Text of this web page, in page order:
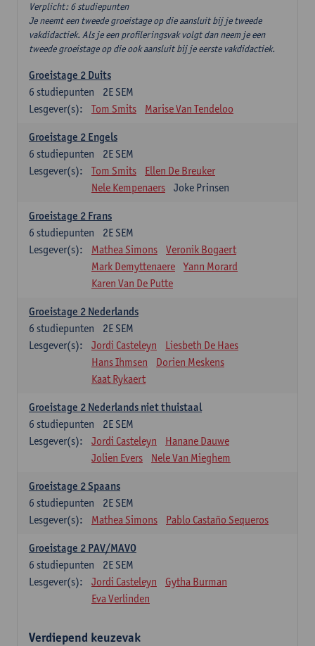
Verplicht: 6 studiepunten
Je neemt een tweede groeistage op die aansluit bij je tweede
vakdidactiek. Als je een profileringsvak volgt dan neem je een
tweede groeistage op die ook aansluit bij je eerste vakdidactiek.
Groeistage 2 Duits
2E SEM
6 studiepunten
Lesgever(s):
Tom Smits Marise Van Tendeloo
Groeistage 2 Engels
2E SEM
6 studiepunten
Lesgever(s):
Tom Smits
Ellen De Breuker
Nele Kempenaers
Joke Prinsen
Groeistage 2 Frans
2E SEM
6 studiepunten
Lesgever(s):
Mathea Simons
Veronik Bogaert
Mark Demyttenaere
Yann Morard
Karen Van De Putte
Groeistage 2 Nederlands
2E SEM
6 studiepunten
Lesgever(s):
Jordi Casteleyn
Liesbeth De Haes
Hans Ihmsen
Dorien Meskens
Kaat Rykaert
Groeistage 2 Nederlands niet thuistaal
2E SEM
6 studiepunten
Lesgever(s):
Jordi Casteleyn
Hanane Dauwe
Jolien Evers
Nele Van Mieghem
Groeistage 2 Spaans
2E SEM
6 studiepunten
Lesgever(s):
Mathea Simons Pablo Castaño Sequeros
Groeistage 2 PAV/MAVO
2E SEM
6 studiepunten
Lesgever(s):
Jordi Casteleyn
Gytha Burman
Eva Verlinden
Verdiepend keuzevak